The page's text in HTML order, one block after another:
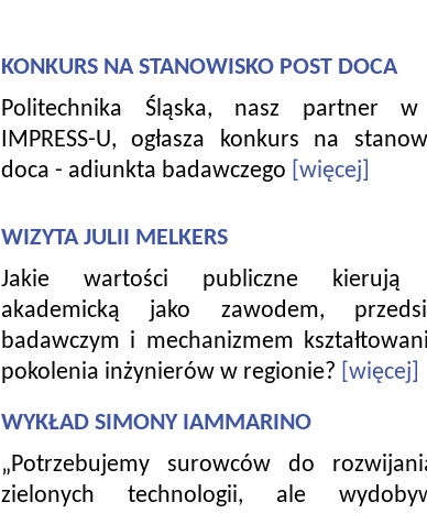
KONKURS NA STANOWISKO POST DOCA
Politechnika Śląska, nasz partner w
IMPRESS-U, ogłasza konkurs na
doca - adiunkta badawczego [więcej]
WIZYTA JULII MELKERS
Jakie wartości publiczne kierują
akademicką jako zawodem,
badawczym i mechanizmem
pokolenia inżynierów w regionie? [więcej]
WYKŁAD SIMONY IAMMARINO
„Potrzebujemy surowców do
zielonych technologii, ale